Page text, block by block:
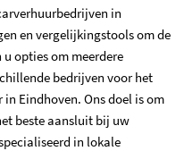
in
en vergelijkingstools om de
opties om meerdere
bedrijven voor het
Eindhoven. Ons doel is om
beste aansluit bij uw
in lokale